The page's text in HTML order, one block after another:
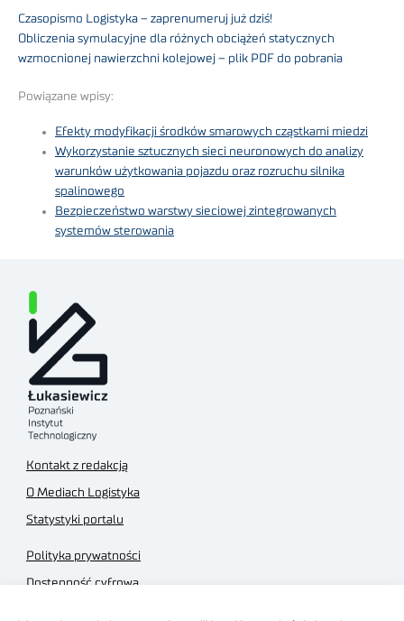
Czasopismo Logistyka – zaprenumeruj już dziś!
Obliczenia symulacyjne dla różnych obciążeń statycznych
wzmocnionej nawierzchni kolejowej – plik PDF do pobrania
Powiązane wpisy:
Efekty modyfikacji środków smarowych cząstkami miedzi
Wykorzystanie sztucznych sieci neuronowych do analizy
warunków użytkowania pojazdu oraz rozruchu silnika
spalinowego
Bezpieczeństwo warstwy sieciowej zintegrowanych
systemów sterowania
Kontakt z redakcją
O Mediach Logistyka
Statystyki portalu
Polityka prywatności
Dostępność cyfrowa